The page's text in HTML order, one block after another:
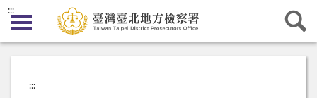
:::
:::